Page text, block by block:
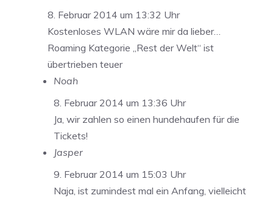
8. Februar 2014 um 13:32 Uhr
Kostenloses WLAN wäre mir da lieber…
Roaming Kategorie „Rest der Welt“ ist
übertrieben teuer
Noah
8. Februar 2014 um 13:36 Uhr
Ja, wir zahlen so einen hundehaufen für die
Tickets!
Jasper
9. Februar 2014 um 15:03 Uhr
Naja, ist zumindest mal ein Anfang, vielleicht